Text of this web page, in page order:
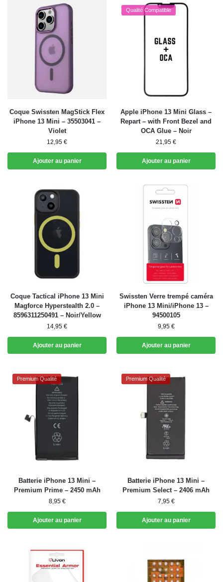
Coque Swissten MagStick Flex
iPhone 13 Mini – 35503041 –
Violet
12,95 €
Ajouter au panier
Qualité Compatible
Apple iPhone 13 Mini Glass –
Repart – with Front Bezel and
OCA Glue – Noir
21,95 €
Ajouter au panier
Coque Tactical iPhone 13 Mini
Magforce Hyperstealth 2.0 –
8596311250491 – Noir/Yellow
14,95 €
Ajouter au panier
Swissten Verre trempé caméra
iPhone 13 Mini/iPhone 13 –
94500105
9,95 €
Ajouter au panier
Premium Qualité
Batterie iPhone 13 Mini –
Premium Prime – 2450 mAh
8,95 €
Ajouter au panier
Premium Qualité
Batterie iPhone 13 Mini –
Premium Select – 2406 mAh
7,95 €
Ajouter au panier